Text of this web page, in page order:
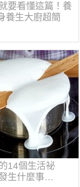
要看懂這篇！養
養生大廚超簡
14個生活祕
生什麼事…